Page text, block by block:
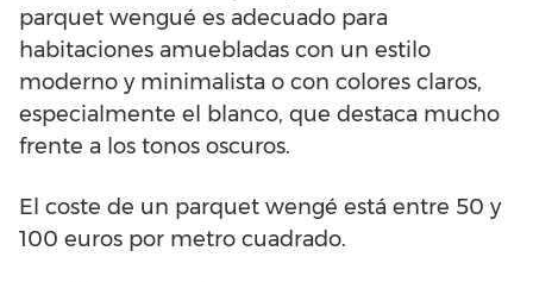
parquet wengué es adecuado para
habitaciones amuebladas con un estilo
moderno y minimalista o con colores claros,
especialmente el blanco, que destaca mucho
frente a los tonos oscuros.
El coste de un parquet wengé está entre 50 y
100 euros por metro cuadrado.